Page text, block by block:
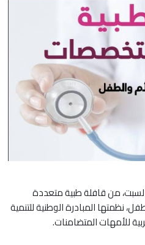
من قافلة طبية متعددة
نظمتها المبادرة الوطنية للتنمية
للأمهات المتضامنات.